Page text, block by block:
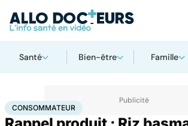
Santé Bien-être Famille
AccueilSantéConsommateur
CONSOMMATEUR